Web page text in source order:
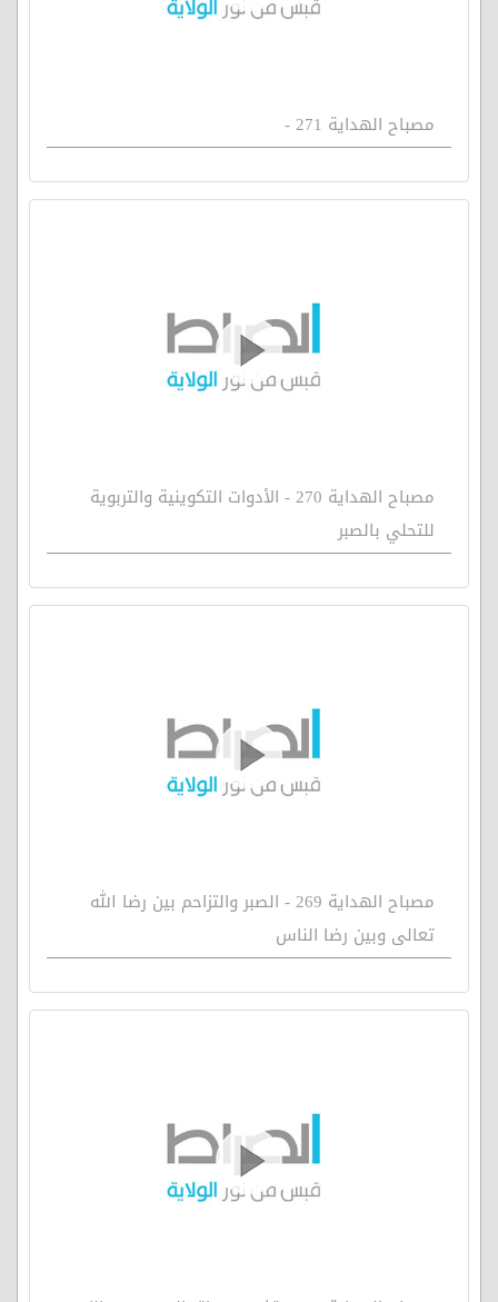
مصباح الهداية 271 -
مصباح الهداية 270 - الأدوات التكوينية والتربوية
للتحلي بالصبر
مصباح الهداية 269 - الصبر والتزاحم بين رضا الله
تعالى وبين رضا الناس